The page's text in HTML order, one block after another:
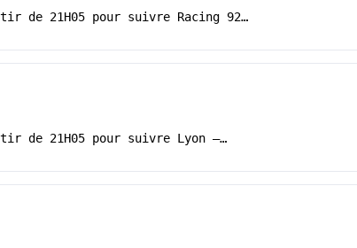
de 21H05 pour suivre Racing 92…
de 21H05 pour suivre Lyon –…